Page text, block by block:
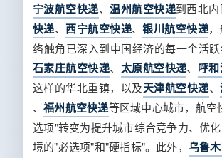
宁波航空快递、温州航空快递到西北内
快递、西宁航空快递、银川航空快递
络触角已深入到中国经济的每一个活
石家庄航空快递、 太原航空快递、 呼
这样的华北重镇，以及天津航空快递、
、福州航空快递等区域中心城市，航空
选项"转变为提升城市综合竞争力、优
境的"必选项"和"硬指标"。此外， 乌鲁